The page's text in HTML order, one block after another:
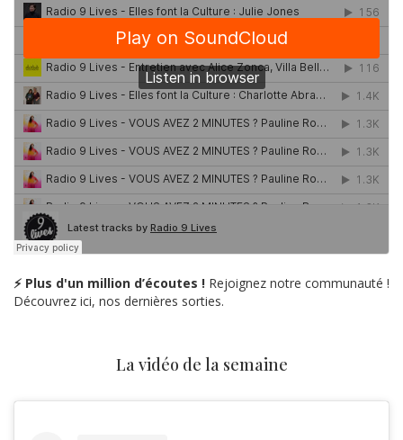
⚡ Plus d'un million d’écoutes ! Rejoignez notre communauté !
Découvrez ici, nos dernières sorties.
La vidéo de la semaine